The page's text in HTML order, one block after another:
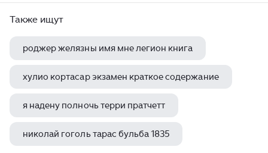
Также ищут
роджер желязны имя мне легион книга
хулио кортасар экзамен краткое содержание
я надену полночь терри пратчетт
николай гоголь тарас бульба 1835